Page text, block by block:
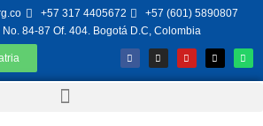
+57 317 4405672
+57 (601) 5890807
84-87 Of. 404. Bogotá D.C, Colombia